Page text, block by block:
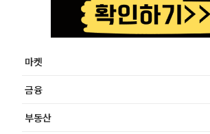
마켓
금융
부동산